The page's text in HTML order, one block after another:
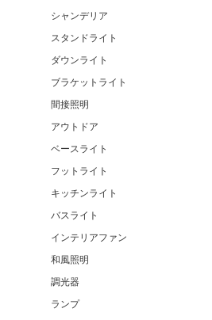
シャンデリア
スタンドライト
ダウンライト
ブラケットライト
間接照明
アウトドア
ベースライト
フットライト
キッチンライト
バスライト
インテリアファン
和風照明
調光器
ランプ